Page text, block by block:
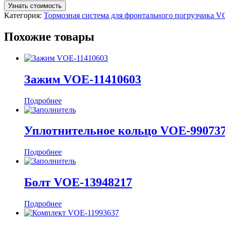
Узнать стоимость
Категория: Тормозная система для фронтального погрузчика
Похожие товары
Зажим VOE-11410603
Подробнее
Уплотнительное кольцо VOE-
Подробнее
Болт VOE-13948217
Подробнее